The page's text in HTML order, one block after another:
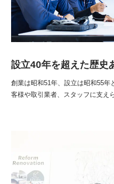
設立40年を超えた歴史
創業は昭和51年、設立は昭和55年
客様や取引業者、スタッフに支え